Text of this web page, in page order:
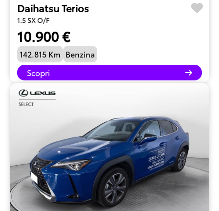
Daihatsu Terios
1.5 SX O/F
10.900 €
142.815 Km Benzina
Scopri